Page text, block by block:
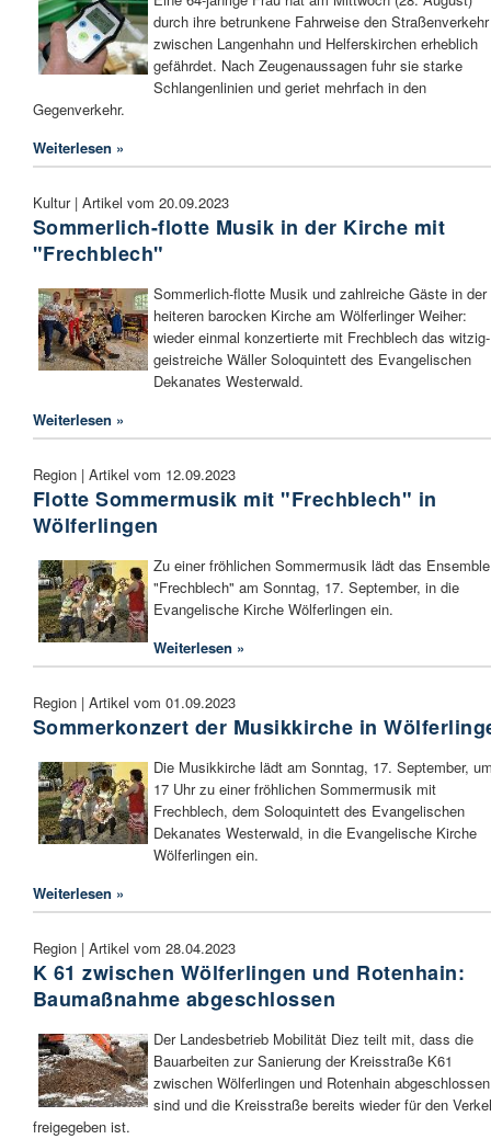
durch ihre betrunkene Fahrweise den Straßenverkehr
zwischen Langenhahn und Helferskirchen erheblich
gefährdet. Nach Zeugenaussagen fuhr sie starke
Schlangenlinien und geriet mehrfach in den
Gegenverkehr.
Weiterlesen »
Kultur | Artikel vom 20.09.2023
Sommerlich-flotte Musik in der Kirche mit
"Frechblech"
Sommerlich-flotte Musik und zahlreiche Gäste in der
heiteren barocken Kirche am Wölferlinger Weiher:
wieder einmal konzertierte mit Frechblech das witzig-
geistreiche Wäller Soloquintett des Evangelischen
Dekanates Westerwald.
Weiterlesen »
Region | Artikel vom 12.09.2023
Flotte Sommermusik mit "Frechblech" in
Wölferlingen
Zu einer fröhlichen Sommermusik lädt das Ensemble
"Frechblech" am Sonntag, 17. September, in die
Evangelische Kirche Wölferlingen ein.
Weiterlesen »
Region | Artikel vom 01.09.2023
Sommerkonzert der Musikkirche in
Die Musikkirche lädt am Sonntag, 17. September,
17 Uhr zu einer fröhlichen Sommermusik mit
Frechblech, dem Soloquintett des Evangelischen
Dekanates Westerwald, in die Evangelische Kirche
Wölferlingen ein.
Weiterlesen »
Region | Artikel vom 28.04.2023
K 61 zwischen Wölferlingen und Rotenhain:
Baumaßnahme abgeschlossen
Der Landesbetrieb Mobilität Diez teilt mit, dass die
Bauarbeiten zur Sanierung der Kreisstraße K61
zwischen Wölferlingen und Rotenhain abgeschlossen
sind und die Kreisstraße bereits wieder für den
freigegeben ist.